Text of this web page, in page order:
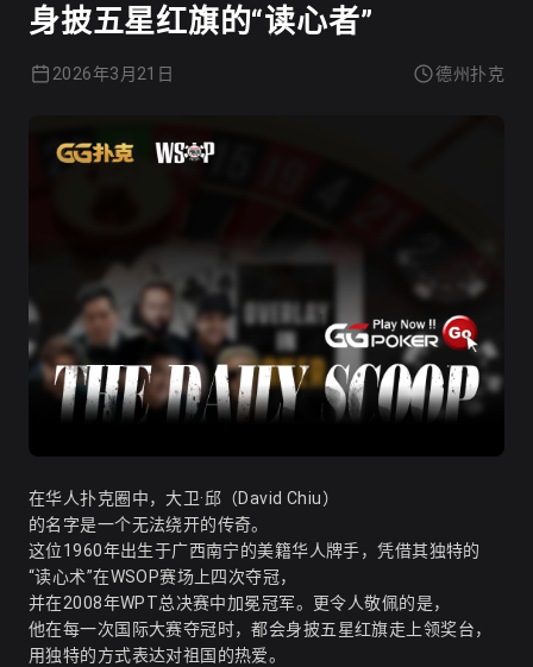
身披五星红旗的“读心者”
2026年3月21日 德州扑克
在华人扑克圈中，大卫·邱（David Chiu）
的名字是一个无法绕开的传奇。
这位1960年出生于广西南宁的美籍华人牌手，凭借其独特的
“读心术”在WSOP赛场上四次夺冠，
并在2008年WPT总决赛中加冕冠军。更令人敬佩的是，
他在每一次国际大赛夺冠时，都会身披五星红旗走上领奖台，
用独特的方式表达对祖国的热爱。